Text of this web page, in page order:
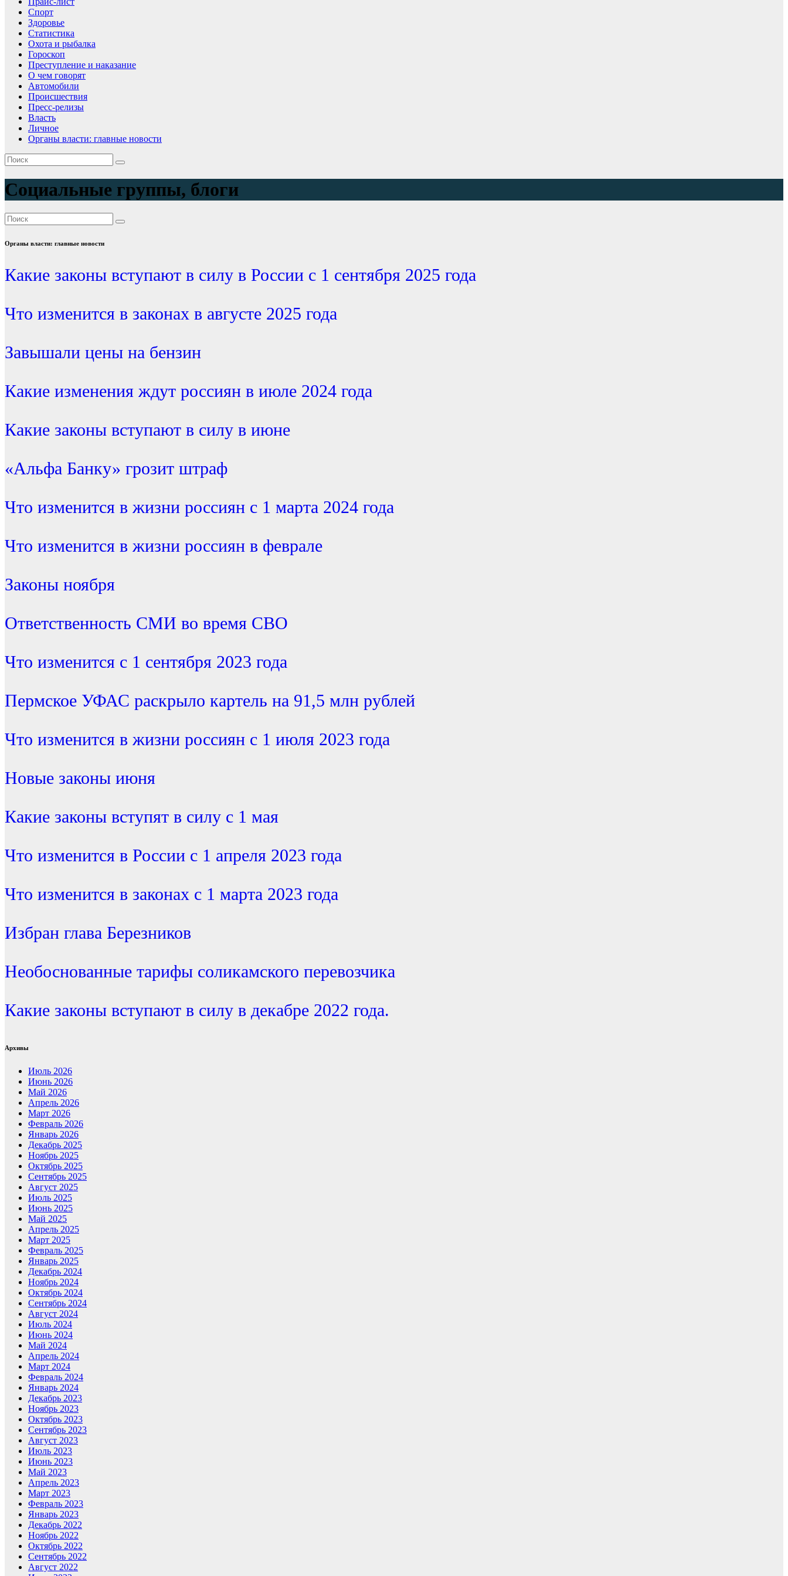
Спорт
Здоровье
Статистика
Охота и рыбалка
Гороскоп
Преступление и наказание
О чем говорят
Автомобили
Происшествия
Пресс-релизы
Власть
Личное
Органы власти: главные новости
Социальные группы, блоги
Органы власти: главные новости
Какие законы вступают в силу в России с 1 сентября 2025 года
Что изменится в законах в августе 2025 года
Завышали цены на бензин
Какие изменения ждут россиян в июле 2024 года
Какие законы вступают в силу в июне
«Альфа Банку» грозит штраф
Что изменится в жизни россиян с 1 марта 2024 года
Что изменится в жизни россиян в феврале
Законы ноября
Ответственность СМИ во время СВО
Что изменится с 1 сентября 2023 года
Пермское УФАС раскрыло картель на 91,5 млн рублей
Что изменится в жизни россиян с 1 июля 2023 года
Новые законы июня
Какие законы вступят в силу с 1 мая
Что изменится в России с 1 апреля 2023 года
Что изменится в законах с 1 марта 2023 года
Избран глава Березников
Необоснованные тарифы соликамского перевозчика
Какие законы вступают в силу в декабре 2022 года.
Архивы
Июль 2026
Июнь 2026
Май 2026
Апрель 2026
Март 2026
Февраль 2026
Январь 2026
Декабрь 2025
Ноябрь 2025
Октябрь 2025
Сентябрь 2025
Август 2025
Июль 2025
Июнь 2025
Май 2025
Апрель 2025
Март 2025
Февраль 2025
Январь 2025
Декабрь 2024
Ноябрь 2024
Октябрь 2024
Сентябрь 2024
Август 2024
Июль 2024
Июнь 2024
Май 2024
Апрель 2024
Март 2024
Февраль 2024
Январь 2024
Декабрь 2023
Ноябрь 2023
Октябрь 2023
Сентябрь 2023
Август 2023
Июль 2023
Июнь 2023
Май 2023
Апрель 2023
Март 2023
Февраль 2023
Январь 2023
Декабрь 2022
Ноябрь 2022
Октябрь 2022
Сентябрь 2022
Август 2022